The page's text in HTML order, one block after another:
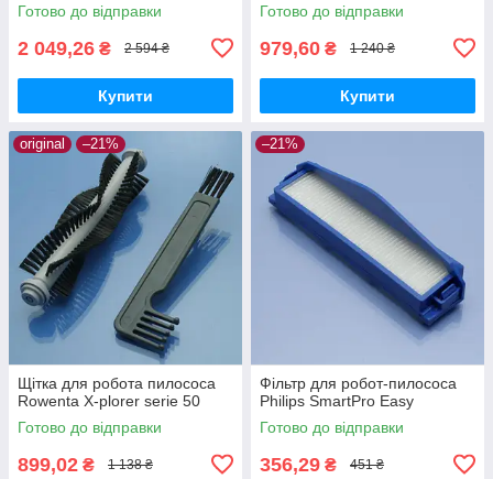
Готово до відправки
2 049,26 ₴ 2 594 ₴
Купити
Готово до відправки
979,60 ₴ 1 240 ₴
Купити
original –21%
Щітка для робота пилососа
Rowenta X-plorer serie 50
Готово до відправки
899,02 ₴ 1 138 ₴
–21%
Фільтр для робот-пилососа
Philips SmartPro Easy
Готово до відправки
356,29 ₴ 451 ₴